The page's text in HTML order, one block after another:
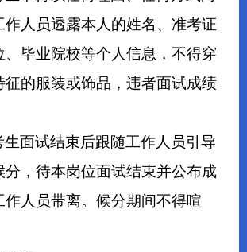
作人员透露本人的姓名、准考证
、毕业院校等个人信息，不得穿
征的服装或饰品，违者面试成绩
生面试结束后跟随工作人员引导
分，待本岗位面试结束并公布成
作人员带离。候分期间不得喧